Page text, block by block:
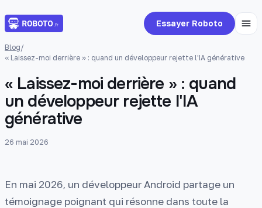
Essayer Roboto
Blog/
« Laissez-moi derrière » : quand un développeur rejette l'IA générative
« Laissez-moi derrière » : quand
un développeur rejette l'IA
générative
26 mai 2026
En mai 2026, un développeur Android partage un
témoignage poignant qui résonne dans toute la